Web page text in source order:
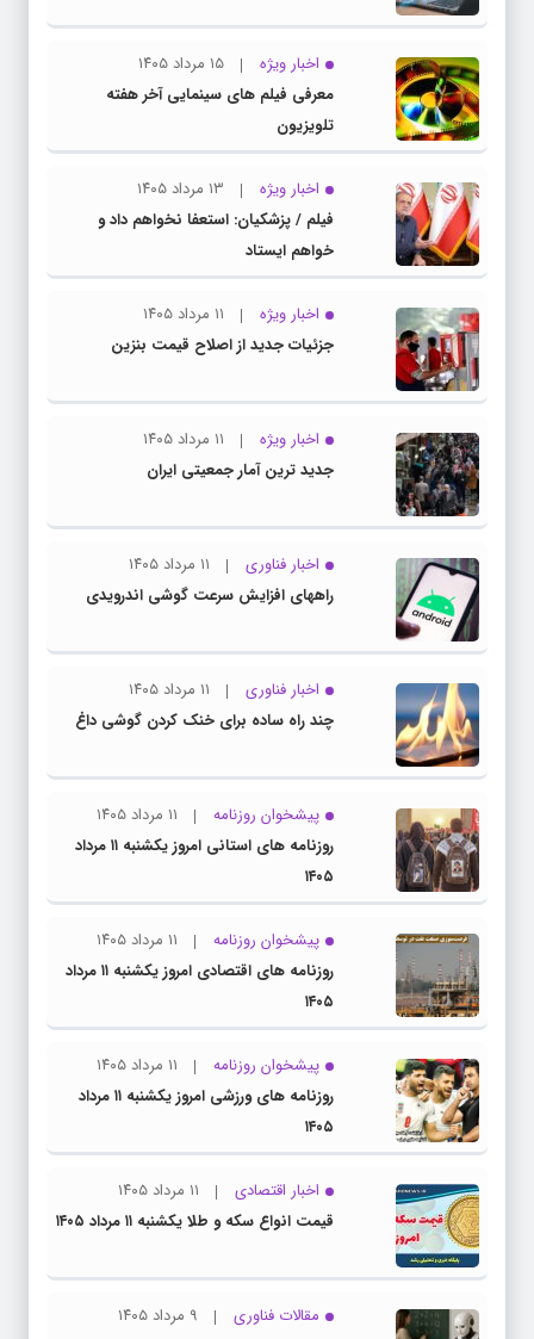
اخبار ویژه
۱۵ مرداد ۱۴۰۵
معرفی فیلم های سینمایی آخر هفته
تلویزیون
اخبار ویژه
۱۳ مرداد ۱۴۰۵
فیلم / پزشکیان: استعفا نخواهم داد و
خواهم ایستاد
اخبار ویژه
۱۱ مرداد ۱۴۰۵
جزئیات جدید از اصلاح قیمت بنزین
اخبار ویژه
۱۱ مرداد ۱۴۰۵
جدید ترین آمار جمعیتی ایران
اخبار فناوری
۱۱ مرداد ۱۴۰۵
راههای افزایش سرعت گوشی اندرویدی
اخبار فناوری
۱۱ مرداد ۱۴۰۵
چند راه‌ ساده برای خنک کردن گوشی داغ
پیشخوان روزنامه
۱۱ مرداد ۱۴۰۵
روزنامه های استانی امروز یکشنبه ۱۱ مرداد
۱۴۰۵
پیشخوان روزنامه
۱۱ مرداد ۱۴۰۵
روزنامه های اقتصادی امروز یکشنبه ۱۱ مرداد
۱۴۰۵
پیشخوان روزنامه
۱۱ مرداد ۱۴۰۵
روزنامه های ورزشی امروز یکشنبه ۱۱ مرداد
۱۴۰۵
اخبار اقتصادی
۱۱ مرداد ۱۴۰۵
قیمت انواع سکه و طلا یکشنبه ۱۱ مرداد ۱۴۰۵
مقالات فناوری
۹ مرداد ۱۴۰۵